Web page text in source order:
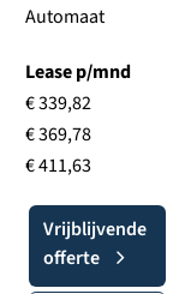
Automaat
Lease p/mnd
€ 339,82
€ 369,78
€ 411,63
Vrijblijvende
offerte